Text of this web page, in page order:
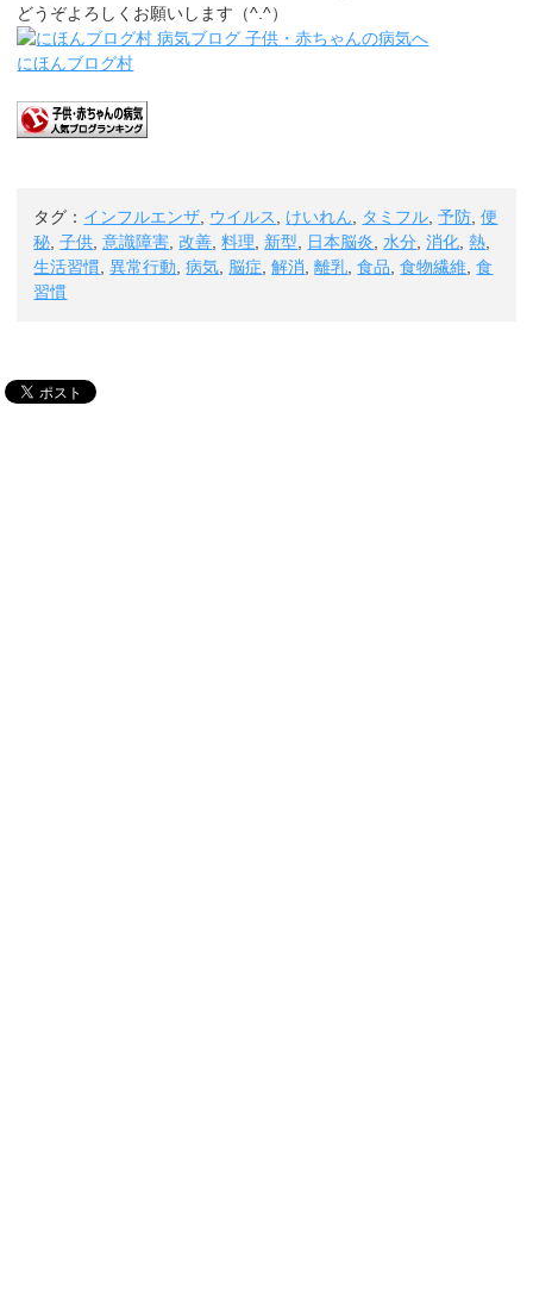
どうぞよろしくお願いします（^.^）
にほんブログ村
タグ： インフルエンザ, ウイルス, けいれん, タミフル,予防,便
秘,子供,意識障害,改善,料理, 新型, 日本脳炎,水分,消化,熱,
生活習慣,異常行動,病気, 脳症,解消,離乳,食品,食物繊維,食
習慣